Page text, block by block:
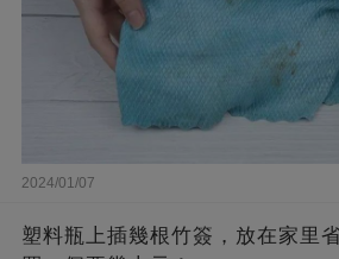
2024/01/07
塑料瓶上插幾根竹簽，放在家里